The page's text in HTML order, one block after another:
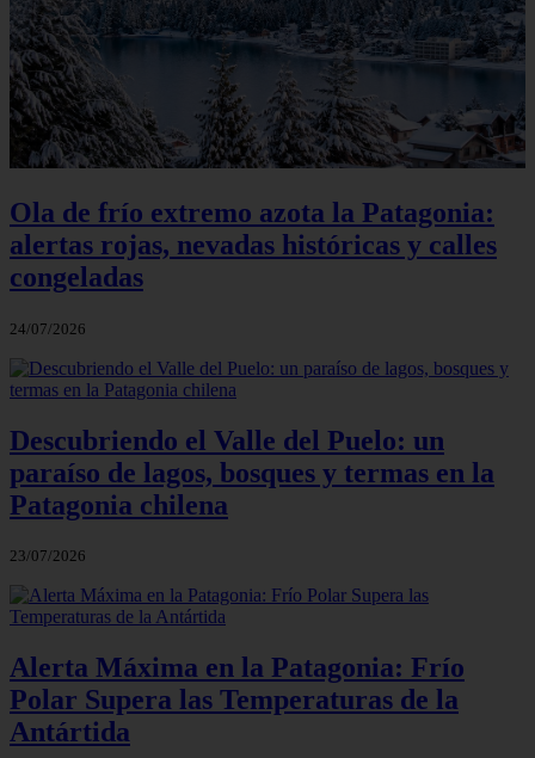
Ola de frío extremo azota la Patagonia:
alertas rojas, nevadas históricas y calles
congeladas
24/07/2026
Descubriendo el Valle del Puelo: un
paraíso de lagos, bosques y termas en la
Patagonia chilena
23/07/2026
Alerta Máxima en la Patagonia: Frío
Polar Supera las Temperaturas de la
Antártida